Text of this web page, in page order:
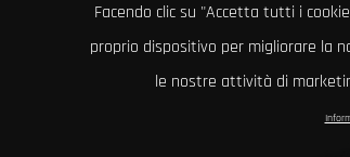
Facendo clic su "Accetta tutti i
proprio dispositivo per migliorare la
le nostre attività di